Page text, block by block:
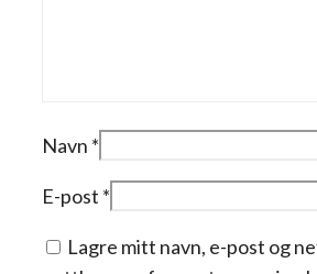
Navn *
E-post *
Lagre mitt navn, e-post og